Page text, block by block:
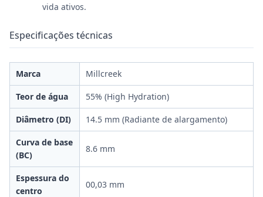
vida ativos.
Especificações técnicas
Marca Millcreek
Teor de água 55% (High Hydration)
Diâmetro (DI) 14.5 mm (Radiante de alargamento)
Curva de base
(BC)
8.6 mm
Espessura do
centro
00,03 mm